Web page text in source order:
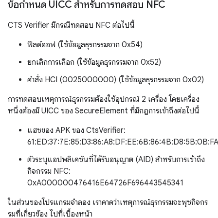
ข้อกำหนด UICC สำหรับการทดสอบ NFC
CTS Verifier มีกรณีทดสอบ NFC ต่อไปนี้
ฟิลด์ออฟ (ใช้ข้อมูลธุรกรรมจาก 0x54)
ยกเลิกการเลือก (ใช้ข้อมูลธุรกรรมจาก 0x52)
คำสั่ง HCI (0025000000) (ใช้ข้อมูลธุรกรรมจาก 0x02)
การทดสอบเหตุการณ์ธุรกรรมต้องใช้อุปกรณ์ 2 เครื่อง โดยเครื่อง
หนึ่งต้องมี UICC ของ SecureElement ที่มีกฎการเข้าถึงต่อไปนี้
แฮชของ APK ของ CtsVerifier:
ตัวระบุแอปพลิเคชันที่ได้รับอนุญาต (AID) สำหรับการเข้าถึง
กิจกรรม NFC:
0xA000000476416E64726F696443545341
ในส่วนของโปรแกรมจำลอง เราคาดว่าเหตุการณ์ธุรกรรมจะพุชกิจกร
รมที่เกี่ยวข้อง ไปที่เบื้องหน้า